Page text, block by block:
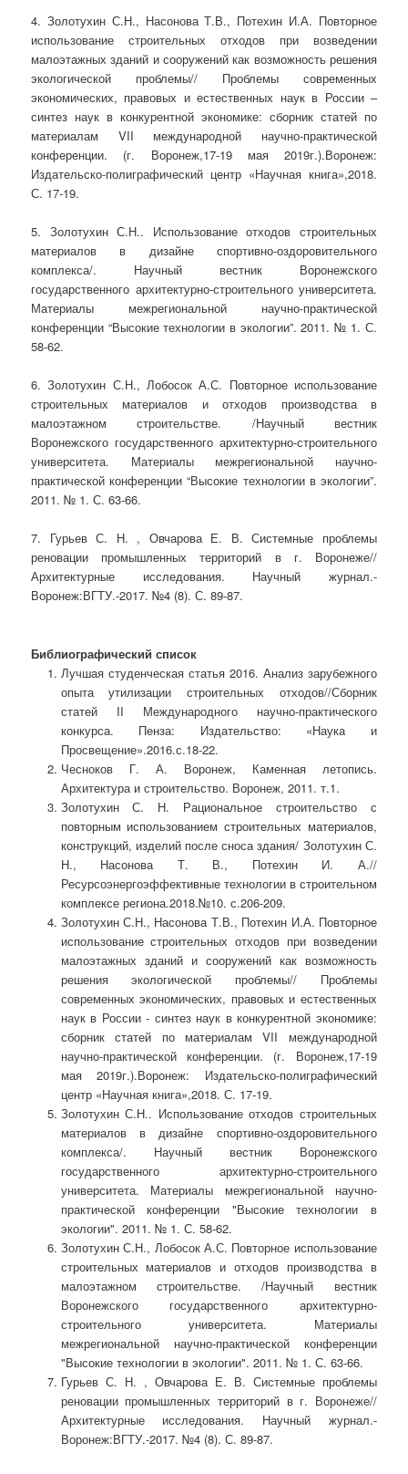
4. Золотухин С.Н., Насонова Т.В., Потехин И.А. Повторное
использование строительных отходов при возведении
малоэтажных зданий и сооружений как возможность решения
экологической проблемы// Проблемы современных
экономических, правовых и естественных наук в России –
синтез наук в конкурентной экономике: сборник статей по
материалам VII международной научно-практической
конференции. (г. Воронеж,17-19 мая 2019г.).Воронеж:
Издательско-полиграфический центр «Научная книга»,2018.
С. 17-19.
5. Золотухин С.Н.. Использование отходов строительных
материалов в дизайне спортивно-оздоровительного
комплекса/. Научный вестник Воронежского
государственного архитектурно-строительного университета.
Материалы межрегиональной научно-практической
конференции “Высокие технологии в экологии”. 2011. № 1. С.
58-62.
6. Золотухин С.Н., Лобосок А.С. Повторное использование
строительных материалов и отходов производства в
малоэтажном строительстве. /Научный вестник
Воронежского государственного архитектурно-строительного
университета. Материалы межрегиональной научно-
практической конференции “Высокие технологии в экологии”.
2011. № 1. С. 63-66.
7. Гурьев С. Н. , Овчарова Е. В. Системные проблемы
реновации промышленных территорий в г. Воронеже//
Архитектурные исследования. Научный журнал.-
Воронеж:ВГТУ.-2017. №4 (8). С. 89-87.
Библиографический список
Лучшая студенческая статья 2016. Анализ зарубежного
опыта утилизации строительных отходов//Сборник
статей II Международного научно-практического
конкурса. Пенза: Издательство: «Наука и
Просвещение».2016.с.18-22.
Чесноков Г. А. Воронеж, Каменная летопись.
Архитектура и строительство. Воронеж, 2011. т.1.
Золотухин С. Н. Рациональное строительство с
повторным использованием строительных материалов,
конструкций, изделий после сноса здания/ Золотухин С.
Н., Насонова Т. В., Потехин И. А.//
Ресурсоэнергоэффективные технологии в строительном
комплексе региона.2018.№10. с.206-209.
Золотухин С.Н., Насонова Т.В., Потехин И.А. Повторное
использование строительных отходов при возведении
малоэтажных зданий и сооружений как возможность
решения экологической проблемы// Проблемы
современных экономических, правовых и естественных
наук в России - синтез наук в конкурентной экономике:
сборник статей по материалам VII международной
научно-практической конференции. (г. Воронеж,17-19
мая 2019г.).Воронеж: Издательско-полиграфический
центр «Научная книга»,2018. С. 17-19.
Золотухин С.Н.. Использование отходов строительных
материалов в дизайне спортивно-оздоровительного
комплекса/. Научный вестник Воронежского
государственного архитектурно-строительного
университета. Материалы межрегиональной научно-
практической конференции "Высокие технологии в
экологии". 2011. № 1. С. 58-62.
Золотухин С.Н., Лобосок А.С. Повторное использование
строительных материалов и отходов производства в
малоэтажном строительстве. /Научный вестник
Воронежского государственного архитектурно-
строительного университета. Материалы
межрегиональной научно-практической конференции
"Высокие технологии в экологии". 2011. № 1. С. 63-66.
Гурьев С. Н. , Овчарова Е. В. Системные проблемы
реновации промышленных территорий в г. Воронеже//
Архитектурные исследования. Научный журнал.-
Воронеж:ВГТУ.-2017. №4 (8). С. 89-87.